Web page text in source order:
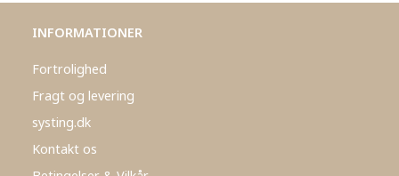
INFORMATIONER
Fortrolighed
Fragt og levering
systing.dk
Kontakt os